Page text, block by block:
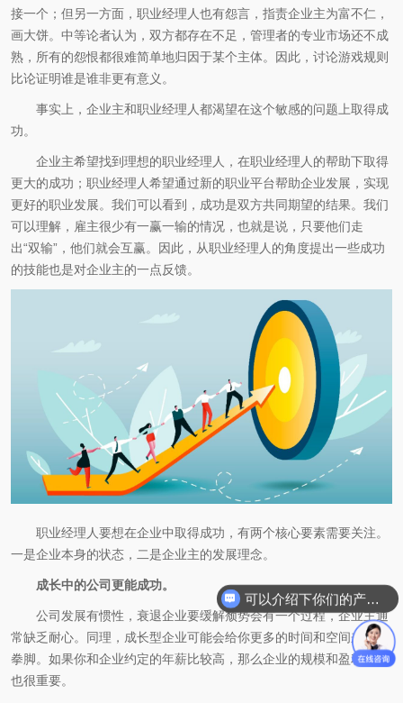
接一个；但另一方面，职业经理人也有怨言，指责企业主为富不仁，
画大饼。中等论者认为，双方都存在不足，管理者的专业市场还不成
熟，所有的怨恨都很难简单地归因于某个主体。因此，讨论游戏规则
比论证明谁是谁非更有意义。
事实上，企业主和职业经理人都渴望在这个敏感的问题上取得成
功。
企业主希望找到理想的职业经理人，在职业经理人的帮助下取得
更大的成功；职业经理人希望通过新的职业平台帮助企业发展，实现
更好的职业发展。我们可以看到，成功是双方共同期望的结果。我们
可以理解，雇主很少有一赢一输的情况，也就是说，只要他们走
出“双输”，他们就会互赢。因此，从职业经理人的角度提出一些成功
的技能也是对企业主的一点反馈。
职业经理人要想在企业中取得成功，有两个核心要素需要关注。
一是企业本身的状态，二是企业主的发展理念。
成长中的公司更能成功。
公司发展有惯性，衰退企业要缓解颓势会有一个过程，企业主通
常缺乏耐心。同理，成长型企业可能会给你更多的时间和空间来施展
拳脚。如果你和企业约定的年薪比较高，那么企业的规模和盈利能力
也很重要。
可以介绍下你们的产品么